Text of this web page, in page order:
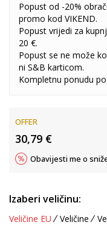
Popust od -20%
promo kod VIKEND.
Popust vrijedi za
20 €.
Popust se ne može
ni S&B karticom.
Kompletnu ponudu
OFFER
30,79 €
Obavijesti me o
Izaberi veličinu:
Veličine EU Veličine